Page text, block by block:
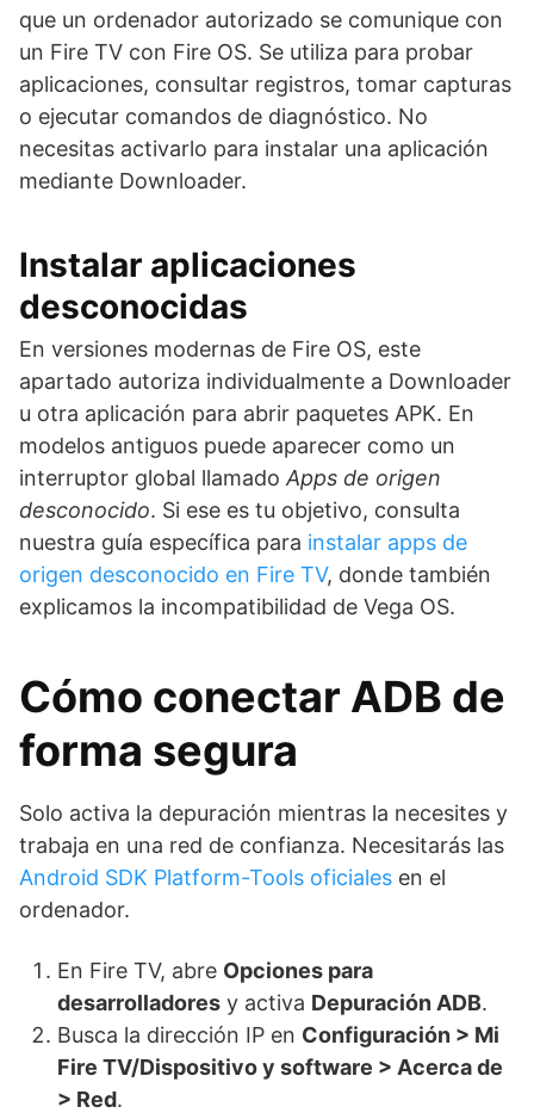
que un ordenador autorizado se comunique con
un Fire TV con Fire OS. Se utiliza para probar
aplicaciones, consultar registros, tomar capturas
o ejecutar comandos de diagnóstico. No
necesitas activarlo para instalar una aplicación
mediante Downloader.
Instalar aplicaciones
desconocidas
En versiones modernas de Fire OS, este
apartado autoriza individualmente a Downloader
u otra aplicación para abrir paquetes APK. En
modelos antiguos puede aparecer como un
interruptor global llamado Apps de origen
desconocido. Si ese es tu objetivo, consulta
nuestra guía específica para instalar apps de
origen desconocido en Fire TV, donde también
explicamos la incompatibilidad de Vega OS.
Cómo conectar ADB de
forma segura
Solo activa la depuración mientras la necesites y
trabaja en una red de confianza. Necesitarás las
Android SDK Platform-Tools oficiales en el
ordenador.
En Fire TV, abre Opciones para
desarrolladores y activa Depuración ADB.
Busca la dirección IP en Configuración > Mi
Fire TV/Dispositivo y software > Acerca de
> Red.